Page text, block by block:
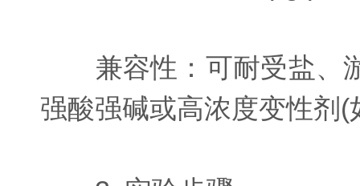
兼容性：可耐受盐、游
强酸强碱或高浓度变性剂